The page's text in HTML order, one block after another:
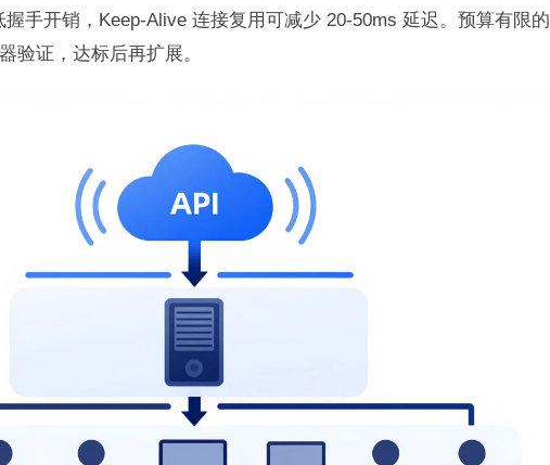
手开销，Keep-Alive 连接复用可减少 20-50ms 延迟。预算有限的
验证，达标后再扩展。